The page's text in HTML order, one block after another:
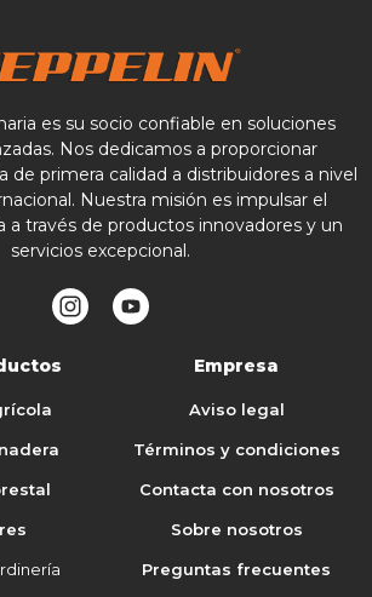
es su socio confiable en soluciones
Nos dedicamos a proporcionar
de primera calidad a distribuidores a nivel
Nuestra misión es impulsar el
a través de productos innovadores y un
servicios excepcional.
Empresa
Aviso legal
Términos y condiciones
Contacta con nosotros
Sobre nosotros
Preguntas frecuentes